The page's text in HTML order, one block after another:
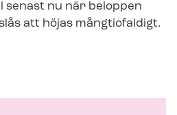
senast nu när beloppen
att höjas mångtiofaldigt.